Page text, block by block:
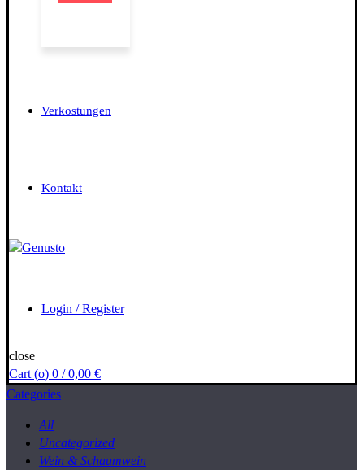
Verkostungen
Kontakt
Login / Register
close
Cart (o) 0 / 0,00 €
Categories
All
Uncategorized
Wein & Schaumwein